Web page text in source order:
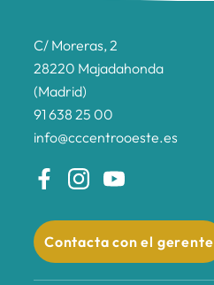
C/ Moreras, 2
28220 Majadahonda
(Madrid)
91 638 25 00
info@cccentrooeste.es
Contacta con el gerente